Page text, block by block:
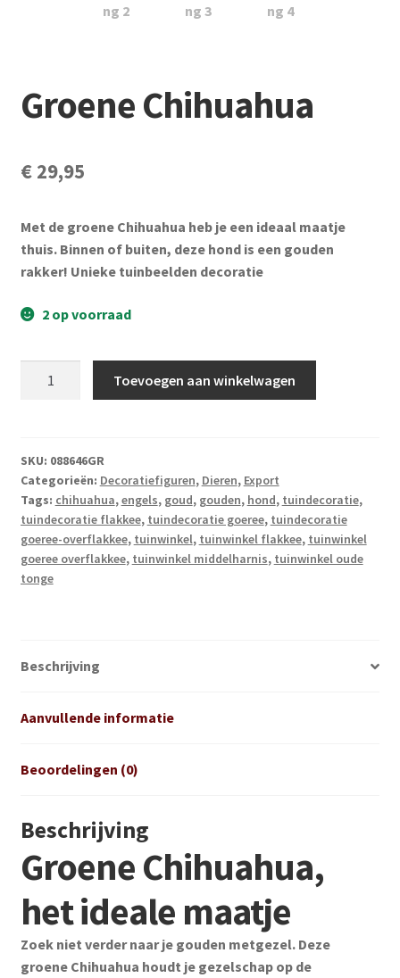
Vijverdecoratie en tuindecoratie
Tuinonderhoud
Partijhandel
Groene Chihuahua
€29,95
Met de groene Chihuahua heb je een ideaal maatje
thuis. Binnen of buiten, deze hond is een gouden
rakker! Unieke tuinbeelden decoratie
2 op voorraad
Toevoegen aan winkelwagen
SKU: 088646GR
Categorieën: Decoratiefiguren, Dieren, Export
Tags: chihuahua,engels, goud, gouden, hond, tuindecoratie,
tuindecoratie flakkee, tuindecoratie goeree, tuindecoratie
goeree-overflakkee, tuinwinkel, tuinwinkel flakkee, tuinwinkel
goeree overflakkee, tuinwinkel middelharnis, tuinwinkel oude
tonge
Beschrijving
Aanvullende informatie
Beoordelingen (0)
Beschrijving
Groene Chihuahua,
het ideale maatje
Zoek niet verder naar je gouden metgezel. Deze
groene Chihuahua houdt je gezelschap op de